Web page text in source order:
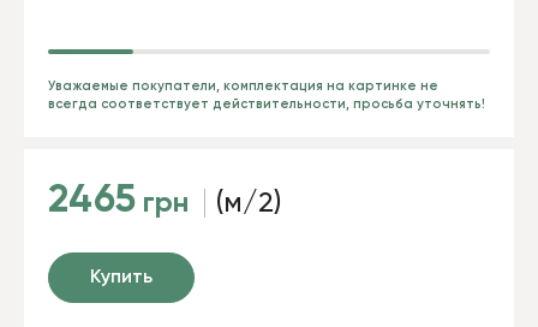
Уважаемые покупатели, комплектация на картинке не
всегда соответствует действительности, просьба уточнять!
2465 грн (м/2)
Купить